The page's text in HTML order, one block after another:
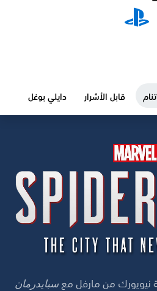
قابل الأشرار دايلي بوغل
نيويورك من مارفل مع سبايدرمان